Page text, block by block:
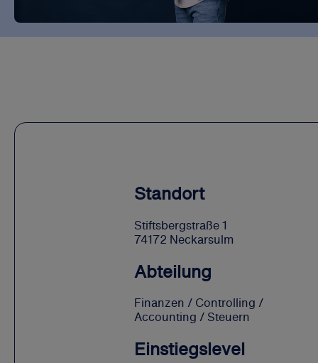
Standort
Stiftsbergstraße 1
74172 Neckarsulm
Abteilung
Finanzen / Controlling /
Accounting / Steuern
Einstiegslevel